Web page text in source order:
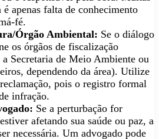
apenas falta de conhecimento
fé.
Órgão Ambiental: Se o diálogo
os órgãos de fiscalização
Secretaria de Meio Ambiente ou
dependendo da área). Utilize
pois o registro formal
infração.
Se a perturbação for
afetando sua saúde ou paz, a
necessária. Um advogado pode